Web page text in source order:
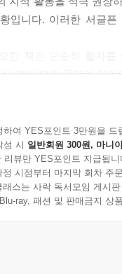
입니다. 이러한 서글
격에 맞게 글맛이 있
재의 글로 선정했으
지 않고 늘 곁에 두고
나누었습니다.
작가들의 작품에서
출간하기에 이르렀습
여 YES포인트 3만원을 드
성 시 일반회원 300원, 마니
뷰만 YES포인트 지급됩니
시점부터 마지막 회차 주
스는 사락 독서모임 게시
ray, 패션 및 판매금지 상